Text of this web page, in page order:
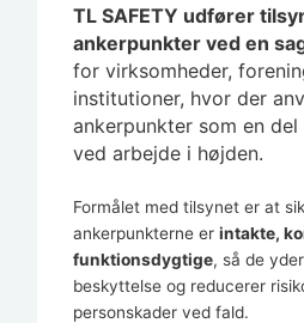
TL SAFETY udfører
ankerpunkter ved en
for virksomheder,
institutioner, hvor der
ankerpunkter som en
ved arbejde i højden.
Formålet med tilsynet er at
ankerpunkterne er intakte,
funktionsdygtige, så de
beskyttelse og reducerer
personskader ved fald.